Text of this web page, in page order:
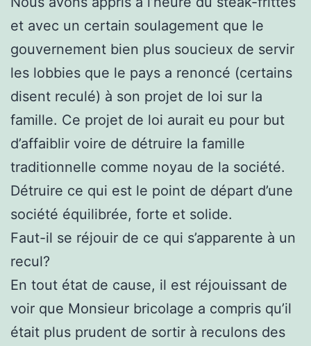
et avec un certain soulagement que le
gouvernement bien plus soucieux de servir
les lobbies que le pays a renoncé (certains
disent reculé) à son projet de loi sur la
famille. Ce projet de loi aurait eu pour but
d’affaiblir voire de détruire la famille
traditionnelle comme noyau de la société.
Détruire ce qui est le point de départ d’une
société équilibrée, forte et solide.
Faut-il se réjouir de ce qui s’apparente à un
recul?
En tout état de cause, il est réjouissant de
voir que Monsieur bricolage a compris qu’il
était plus prudent de sortir à reculons des